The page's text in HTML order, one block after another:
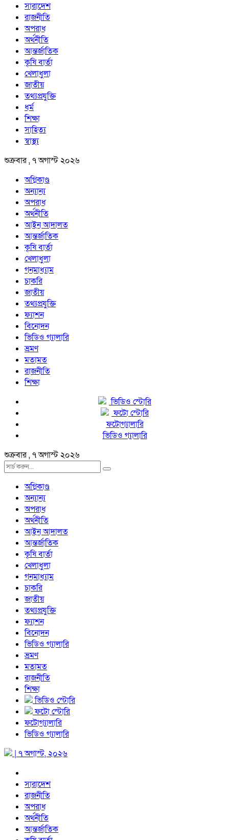
সারাদেশ
রাজনীতি
অপরাধ
অর্থনীতি
আন্তর্জাতিক
কৃষি বার্তা
খেলাধুলা
জাতীয়
তথ্যপ্রযুক্তি
ধর্ম
শিক্ষা
সাহিত্য
স্বাস্থ্য
শুক্রবার , ৭ অগাস্ট ২০২৬
অগ্নিকাণ্ড
অন্যান্য
অপরাধ
অর্থনীতি
আইন আদালত
আন্তর্জাতিক
কৃষি বার্তা
খেলাধুলা
গনমাধ্যাম
চাকরি
জাতীয়
তথ্যপ্রযুক্তি
ফ্যাশন
বিনোদন
ভিডিও গ্যালারি
ভ্রমণ
মতামত
রাজনীতি
শিক্ষা
ভিডিও স্টোরি
ফটো স্টোরি
ফটোগ্যালারি
ভিডিও গ্যালারি
শুক্রবার , ৭ অগাস্ট ২০২৬
অগ্নিকাণ্ড
অন্যান্য
অপরাধ
অর্থনীতি
আইন আদালত
আন্তর্জাতিক
কৃষি বার্তা
খেলাধুলা
গনমাধ্যাম
চাকরি
জাতীয়
তথ্যপ্রযুক্তি
ফ্যাশন
বিনোদন
ভিডিও গ্যালারি
ভ্রমণ
মতামত
রাজনীতি
শিক্ষা
ভিডিও স্টোরি
ফটো স্টোরি
ফটোগ্যালারি
ভিডিও গ্যালারি
| ৭ অগাস্ট, ২০২৬
সারাদেশ
রাজনীতি
অপরাধ
অর্থনীতি
আন্তর্জাতিক